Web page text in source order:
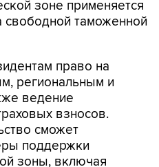
зоне применяется
таможенной
право на
региональным и
ведение
взносов.
сможет
поддержки
зоны, включая